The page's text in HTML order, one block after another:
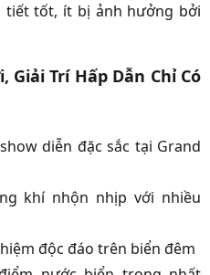
tiết tốt, ít bị ảnh hưởng bởi
Giải Trí Hấp Dẫn Chỉ Có
diễn đặc sắc tại Grand
khí nhộn nhịp với nhiều
độc đáo trên biển đêm